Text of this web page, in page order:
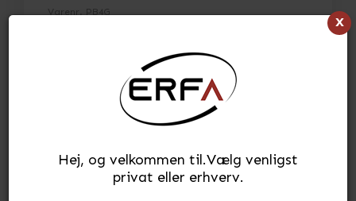
x
Hej, og velkommen til.Vælg venligst
privat eller erhverv.
Varenr. PB4G
> Se fuld beskrivelse > Se specifikationer